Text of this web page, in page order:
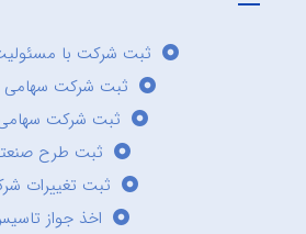
ثبت شرکت با
ثبت شرکت
ثبت شرکت
ثبت طرح
ثبت تغییرات
اخذ جواز